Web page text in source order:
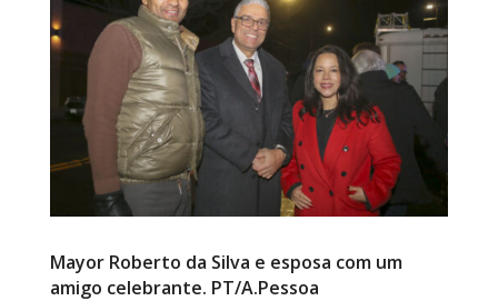
Mayor Roberto da Silva e esposa com um
amigo celebrante. PT/A.Pessoa